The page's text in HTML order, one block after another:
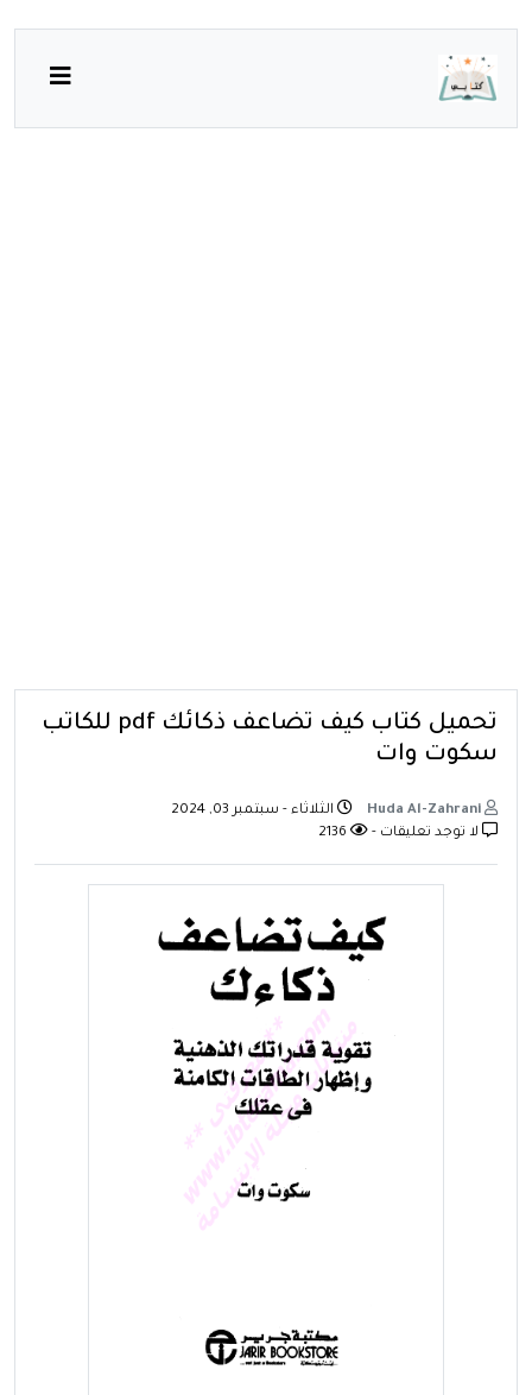
تحميل كتاب كيف تضاعف ذكائك pdf للكاتب
سكوت وات
الثلاثاء - سبتمبر 03, 2024
لا توجد تعليقات -